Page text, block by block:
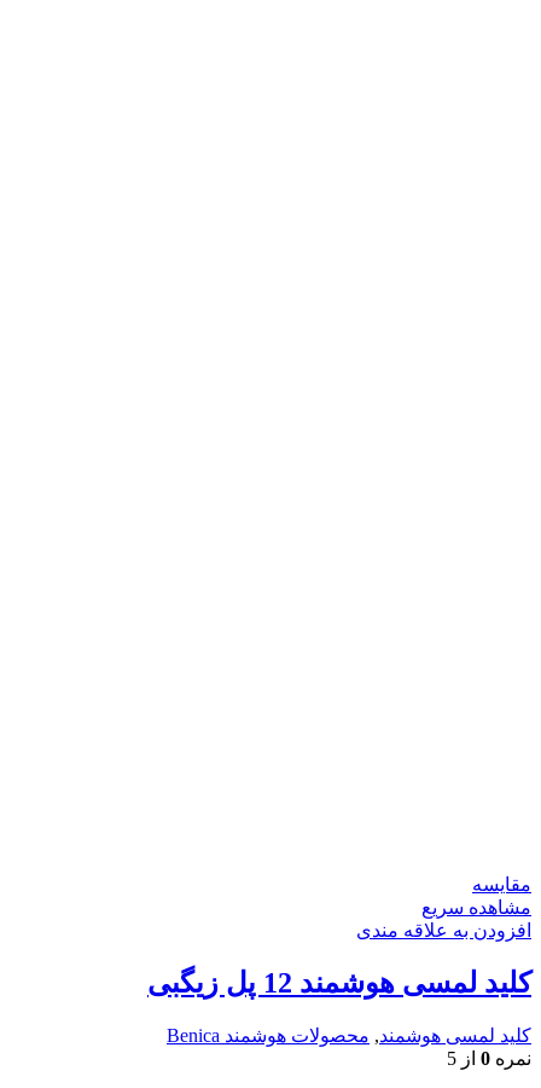
مقایسه
مشاهده سریع
افزودن به علاقه مندی
کلید لمسی هوشمند 12 پل زیگبی
کلید لمسی هوشمند, محصولات هوشمند Benica
نمره 0 از 5